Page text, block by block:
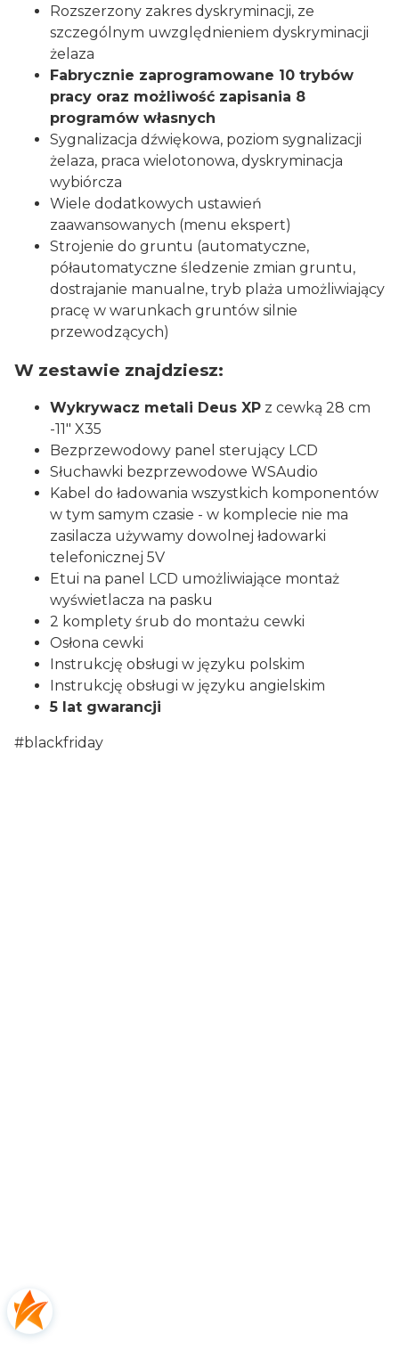
Rozszerzony zakres dyskryminacji, ze
szczególnym uwzględnieniem dyskryminacji
żelaza
Fabrycznie zaprogramowane 10 trybów
pracy oraz możliwość zapisania 8
programów własnych
Sygnalizacja dźwiękowa, poziom sygnalizacji
żelaza, praca wielotonowa, dyskryminacja
wybiórcza
Wiele dodatkowych ustawień
zaawansowanych (menu ekspert)
Strojenie do gruntu (automatyczne,
półautomatyczne śledzenie zmian gruntu,
dostrajanie manualne, tryb plaża umożliwiający
pracę w warunkach gruntów silnie
przewodzących)
W zestawie znajdziesz:
Wykrywacz metali Deus XP z cewką 28 cm
-11" X35
Bezprzewodowy panel sterujący LCD
Słuchawki bezprzewodowe WSAudio
Kabel do ładowania wszystkich komponentów
w tym samym czasie - w komplecie nie ma
zasilacza używamy dowolnej ładowarki
telefonicznej 5V
Etui na panel LCD umożliwiające montaż
wyświetlacza na pasku
2 komplety śrub do montażu cewki
Osłona cewki
Instrukcję obsługi w języku polskim
Instrukcję obsługi w języku angielskim
5 lat gwarancji
#blackfriday